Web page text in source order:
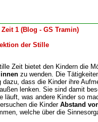
1 (Blog - GS Tramin)
der Stille
Zeit bietet den Kindern die
zu wenden. Die
dazu, dass die Kinder ihre
lenken. Sie sind damit
läuft, was andere Kinder so
die Kinder Abstand
welche über die